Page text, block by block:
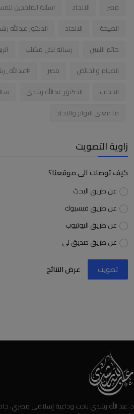
مصر الالحاد اسئلة الملحدين
الصيحة
الالحاد الدكتور عبدالله
خاتم النبيين
رساله لكل مكتئب
الصيام والحائض
مصر
الحجاب
الدكتور عبدالله رشدى
ما معنى التواتر والاحاد
زاوية التصويت
كيف توصلت الى موقعنا؟
عن طريق البحث
عن طريق فيسبوك
عن طريق اليوتيوب
عن طريق صديق لى
تصويت عرض النتائج
د. عبد الله رشدي باحث وداعية إسلامي مصري،